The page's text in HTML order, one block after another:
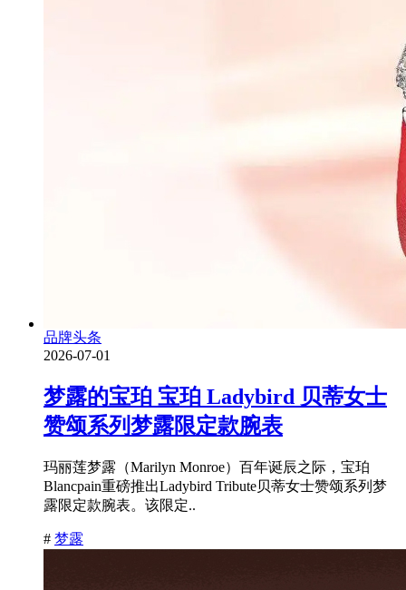
品牌头条
2026-07-01
梦露的宝珀 宝珀 Ladybird 贝蒂女士
赞颂系列梦露限定款腕表
玛丽莲梦露（Marilyn Monroe）百年诞辰之际，宝珀
Blancpain重磅推出Ladybird Tribute贝蒂女士赞颂系列梦
露限定款腕表。该限定..
# 梦露